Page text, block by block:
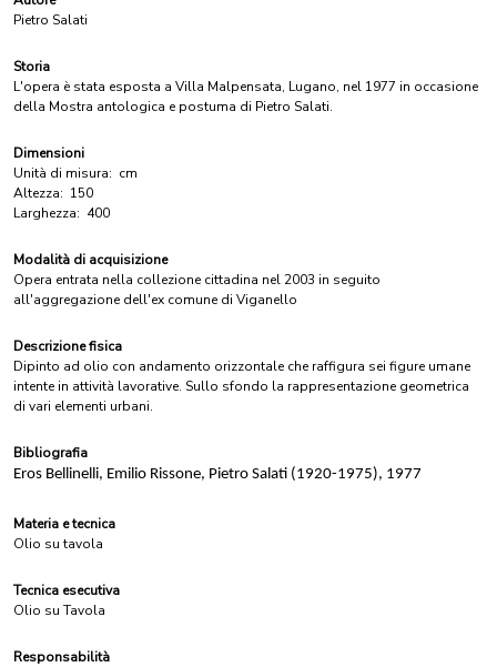
Pietro Salati
Storia
L'opera è stata esposta a Villa Malpensata, Lugano, nel 1977 in occasione
della Mostra antologica e postuma di Pietro Salati.
Dimensioni
Unità di misura: cm
Altezza: 150
Larghezza: 400
Modalità di acquisizione
Opera entrata nella collezione cittadina nel 2003 in seguito
all'aggregazione dell'ex comune di Viganello
Descrizione fisica
Dipinto ad olio con andamento orizzontale che raffigura sei figure umane
intente in attività lavorative. Sullo sfondo la rappresentazione geometrica
di vari elementi urbani.
Bibliografia
Eros Bellinelli, Emilio Rissone, Pietro Salati (1920-1975), 1977
Materia e tecnica
Olio su tavola
Tecnica esecutiva
Olio su Tavola
Responsabilità